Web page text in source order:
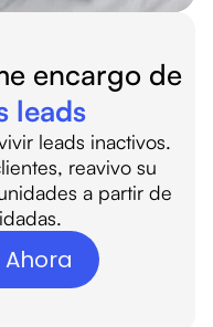
encargo de
leads
leads inactivos.
reavivo su
a partir de